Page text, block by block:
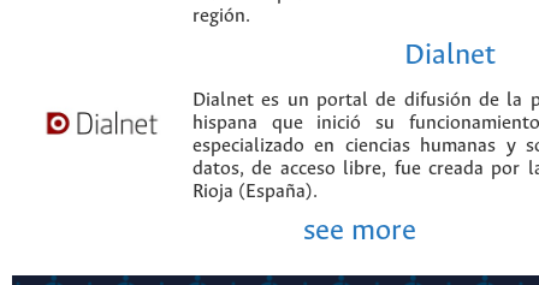
región.
Dialnet
Dialnet es un portal de difusión de la
hispana que inició su
especializado en ciencias humanas y
datos, de acceso libre, fue creada por
Rioja (España).
see more